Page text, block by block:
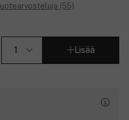
(55)
Lisää